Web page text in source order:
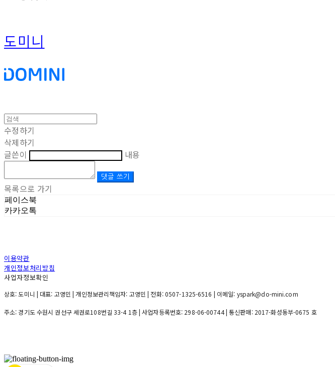
도미니
수정하기
삭제하기
글쓴이
내용
댓글 쓰기
목록으로 가기
페이스북
카카오톡
이용약관
개인정보처리방침
사업자정보확인
상호: 도미니 | 대표: 고영민 | 개인정보관리책임자: 고영민 | 전화: 0507-1325-6516 | 이메일: yspark@do-mini.com
주소: 경기도 수원시 권선구 세권로108번길 33-4 1층 | 사업자등록번호: 298-06-00744| 통신판매: 2017-화성동부-0675 호